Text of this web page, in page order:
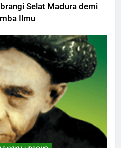
Selat Madura demi
Ilmu
Semen Sumbang